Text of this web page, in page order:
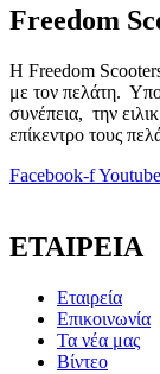
Freedom
Η Freedom
με τον πελάτη.
συνέπεια, την
επίκεντρο τους
Facebook-fYoutube
ΕΤΑΙΡΕΙΑ
Εταιρεία
Επικοινωνία
Τα νέα μας
Βίντεο